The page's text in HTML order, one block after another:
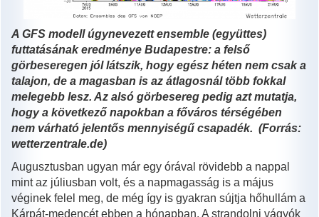
A GFS modell úgynevezett ensemble (együttes)
futtatásának eredménye Budapestre: a felső
görbeseregen jól látszik, hogy egész héten nem csak a
talajon, de a magasban is az átlagosnál több fokkal
melegebb lesz. Az alsó görbesereg pedig azt mutatja,
hogy a következő napokban a főváros térségében
nem várható jelentős mennyiségű csapadék. (Forrás:
wetterzentrale.de)
Augusztusban ugyan már egy órával rövidebb a nappal
mint az júliusban volt, és a napmagasság is a május
véginek felel meg, de még így is gyakran sújtja hőhullám a
Kárpát-medencét ebben a hónapban. A strandolni vágyók